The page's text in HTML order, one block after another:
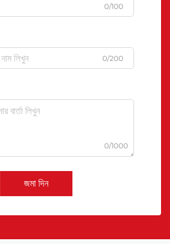
0/100
0/200
0/1000
জমা দিন